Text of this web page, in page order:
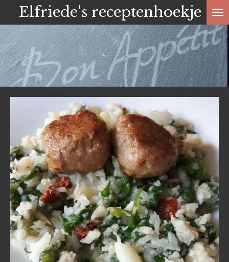
direct
naar
de
hoofdinhoud
Elfriede's receptenhoekje